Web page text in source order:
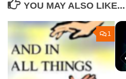
YOU MAY ALSO LIKE...
1